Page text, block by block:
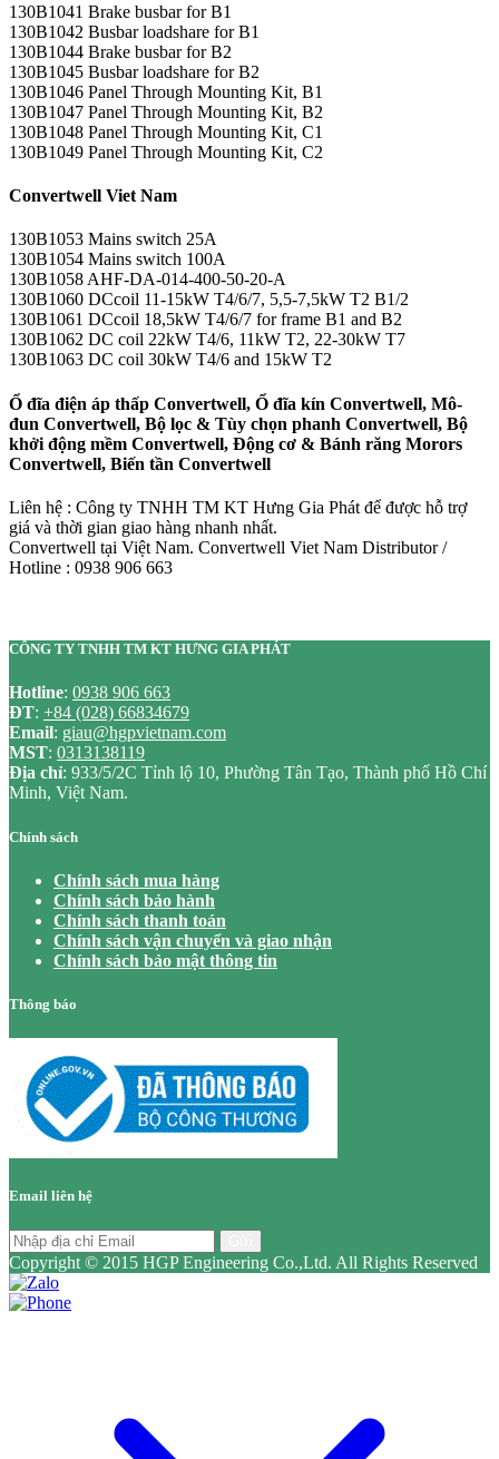
130B1041 Brake busbar for B1
130B1042 Busbar loadshare for B1
130B1044 Brake busbar for B2
130B1045 Busbar loadshare for B2
130B1046 Panel Through Mounting Kit, B1
130B1047 Panel Through Mounting Kit, B2
130B1048 Panel Through Mounting Kit, C1
130B1049 Panel Through Mounting Kit, C2
Convertwell Viet Nam
130B1053 Mains switch 25A
130B1054 Mains switch 100A
130B1058 AHF-DA-014-400-50-20-A
130B1060 DCcoil 11-15kW T4/6/7, 5,5-7,5kW T2 B1/2
130B1061 DCcoil 18,5kW T4/6/7 for frame B1 and B2
130B1062 DC coil 22kW T4/6, 11kW T2, 22-30kW T7
130B1063 DC coil 30kW T4/6 and 15kW T2
Ổ đĩa điện áp thấp Convertwell, Ổ đĩa kín Convertwell, Mô-
đun Convertwell, Bộ lọc & Tùy chọn phanh Convertwell, Bộ
khởi động mềm Convertwell, Động cơ & Bánh răng Morors
Convertwell, Biến tần Convertwell
Liên hệ : Công ty TNHH TM KT Hưng Gia Phát để được hỗ trợ
giá và thời gian giao hàng nhanh nhất.
Convertwell tại Việt Nam. Convertwell Viet Nam Distributor /
Hotline : 0938 906 663
CÔNG TY TNHH TM KT HƯNG GIA PHÁT
Hotline: 0938 906 663
ĐT: +84 (028) 66834679
Email: giau@hgpvietnam.com
MST: 0313138119
Địa chỉ: 933/5/2C Tỉnh lộ 10, Phường Tân Tạo, Thành phố Hồ Chí
Minh, Việt Nam.
Chính sách
Chính sách mua hàng
Chính sách bảo hành
Chính sách thanh toán
Chính sách vận chuyển và giao nhận
Chính sách bảo mật thông tin
Thông báo
Email liên hệ
Copyright © 2015 HGP Engineering Co.,Ltd. All Rights Reserved